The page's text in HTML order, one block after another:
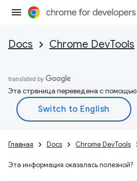
Docs Chrome DevTools
Эта страница переведена с помощью
Главная Docs Chrome DevTools
Эта информация оказалась полезной?